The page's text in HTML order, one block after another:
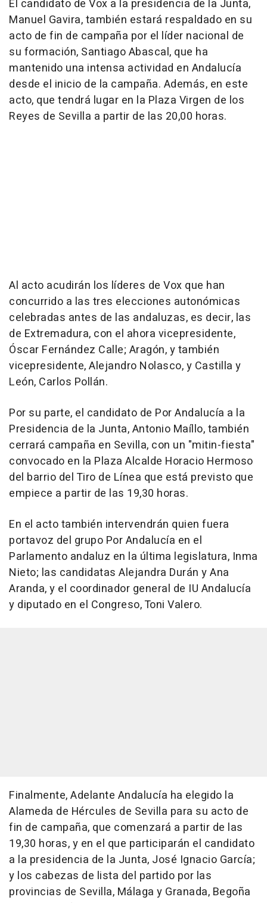
El candidato de Vox a la presidencia de la Junta,
Manuel Gavira, también estará respaldado en su
acto de fin de campaña por el líder nacional de
su formación, Santiago Abascal, que ha
mantenido una intensa actividad en Andalucía
desde el inicio de la campaña. Además, en este
acto, que tendrá lugar en la Plaza Virgen de los
Reyes de Sevilla a partir de las 20,00 horas.
Al acto acudirán los líderes de Vox que han
concurrido a las tres elecciones autonómicas
celebradas antes de las andaluzas, es decir, las
de Extremadura, con el ahora vicepresidente,
Óscar Fernández Calle; Aragón, y también
vicepresidente, Alejandro Nolasco, y Castilla y
León, Carlos Pollán.
Por su parte, el candidato de Por Andalucía a la
Presidencia de la Junta, Antonio Maíllo, también
cerrará campaña en Sevilla, con un "mitin-fiesta"
convocado en la Plaza Alcalde Horacio Hermoso
del barrio del Tiro de Línea que está previsto que
empiece a partir de las 19,30 horas.
En el acto también intervendrán quien fuera
portavoz del grupo Por Andalucía en el
Parlamento andaluz en la última legislatura, Inma
Nieto; las candidatas Alejandra Durán y Ana
Aranda, y el coordinador general de IU Andalucía
y diputado en el Congreso, Toni Valero.
Finalmente, Adelante Andalucía ha elegido la
Alameda de Hércules de Sevilla para su acto de
fin de campaña, que comenzará a partir de las
19,30 horas, y en el que participarán el candidato
a la presidencia de la Junta, José Ignacio García;
y los cabezas de lista del partido por las
provincias de Sevilla, Málaga y Granada, Begoña